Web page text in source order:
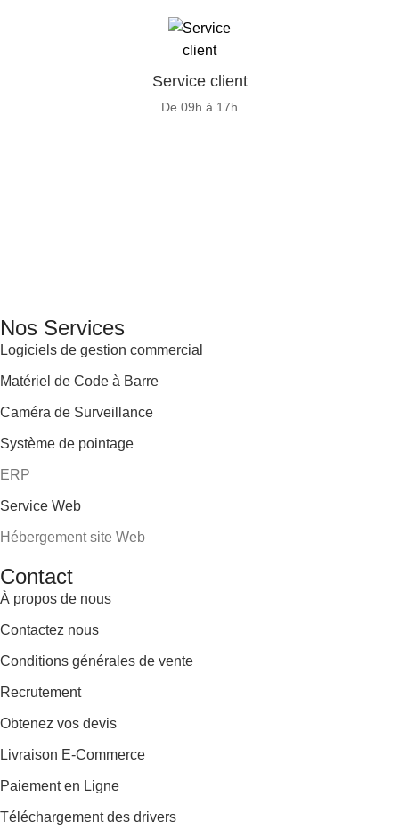
Service client
De 09h à 17h
Nos Services
Logiciels de gestion commercial
Matériel de Code à Barre
Caméra de Surveillance
Système de pointage
ERP
Service Web
Hébergement site Web
Contact
À propos de nous
Contactez nous
Conditions générales de vente
Recrutement
Obtenez vos devis
Livraison E-Commerce
Paiement en Ligne
Téléchargement des drivers